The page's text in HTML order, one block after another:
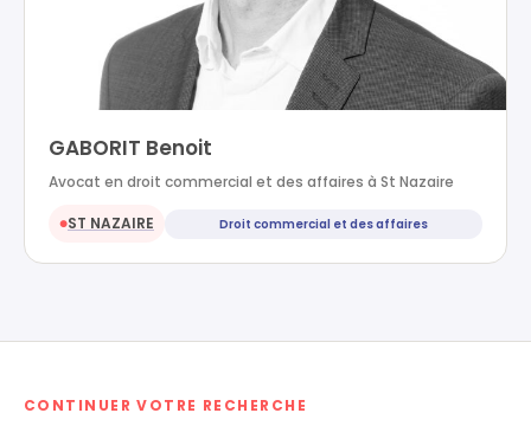
GABORIT Benoit
Avocat en droit commercial et des affaires à St Nazaire
●ST NAZAIRE Droit commercial et des affaires
CONTINUER VOTRE RECHERCHE